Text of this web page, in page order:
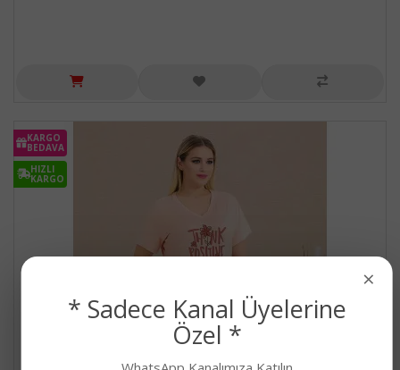
KARGO
BEDAVA
HIZLI
KARGO
×
* Sadece Kanal Üyelerine
Özel *